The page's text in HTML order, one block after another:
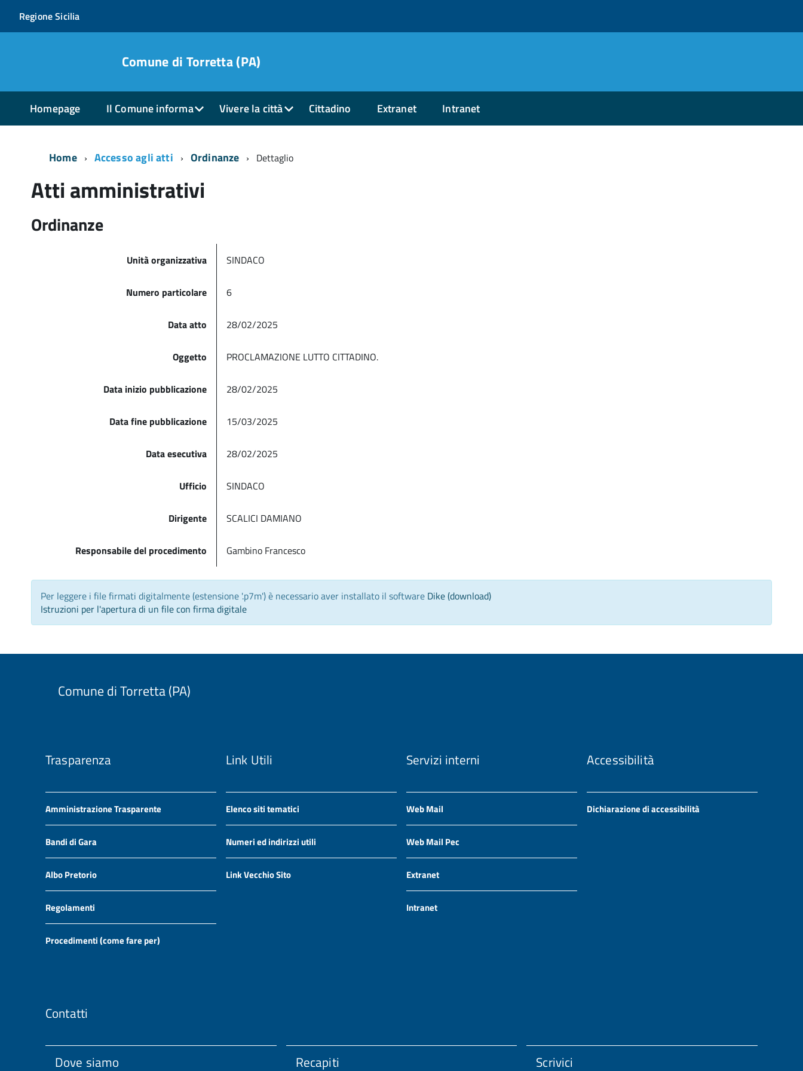
Regione Sicilia
Comune di Torretta (PA)
Homepage Il Comune informa Vivere la città Cittadino Extranet Intranet
Home Accesso agli atti Ordinanze Dettaglio
Atti amministrativi
Ordinanze
Unità organizzativa SINDACO
Numero particolare 6
Data atto 28/02/2025
Oggetto PROCLAMAZIONE LUTTO CITTADINO.
Data inizio pubblicazione 28/02/2025
Data fine pubblicazione 15/03/2025
Data esecutiva 28/02/2025
Ufficio SINDACO
Dirigente SCALICI DAMIANO
Responsabile del procedimento Gambino Francesco
Per leggere i file firmati digitalmente (estensione '.p7m') è necessario aver installato il software Dike (download)
Istruzioni per l'apertura di un file con firma digitale
Comune di Torretta (PA)
Trasparenza
Amministrazione Trasparente
Bandi di Gara
Albo Pretorio
Regolamenti
Procedimenti (come fare per)
Link Utili
Elenco siti tematici
Numeri ed indirizzi utili
Link Vecchio Sito
Servizi interni
Web Mail
Web Mail Pec
Extranet
Intranet
Accessibilità
Dichiarazione di accessibilità
Contatti
Dove siamo Recapiti Scrivici